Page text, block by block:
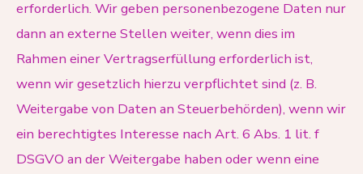
erforderlich. Wir geben personenbezogene Daten nur
dann an externe Stellen weiter, wenn dies im
Rahmen einer Vertragserfüllung erforderlich ist,
wenn wir gesetzlich hierzu verpflichtet sind (z. B.
Weitergabe von Daten an Steuerbehörden), wenn wir
ein berechtigtes Interesse nach Art. 6 Abs. 1 lit. f
DSGVO an der Weitergabe haben oder wenn eine